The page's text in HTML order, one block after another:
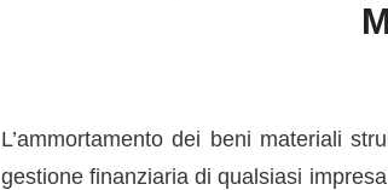
L’ammortamento dei beni materiali
gestione finanziaria di qualsiasi